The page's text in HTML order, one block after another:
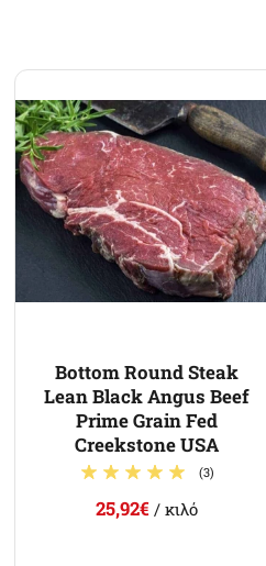
Bottom Round Steak
Lean Black Angus Beef
Prime Grain Fed
Creekstone USA
(3)
25,92€ / κιλό